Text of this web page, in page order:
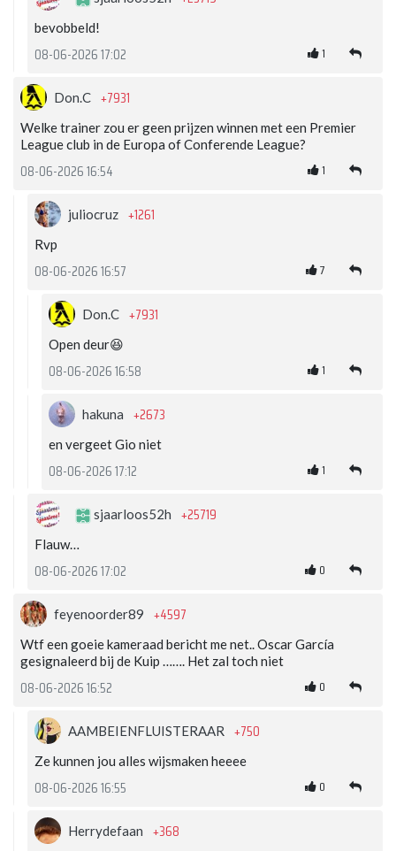
bevobbeld!
08-06-2026 17:02 1
Don.C +7931
Welke trainer zou er geen prijzen winnen met een Premier
League club in de Europa of Conferende League?
08-06-2026 16:54 1
juliocruz +1261
Rvp
08-06-2026 16:57 7
Don.C +7931
Open deur😆
08-06-2026 16:58 1
hakuna +2673
en vergeet Gio niet
08-06-2026 17:12 1
sjaarloos52h +25719
Flauw…
08-06-2026 17:02 0
feyenoorder89 +4597
Wtf een goeie kameraad bericht me net.. Oscar García
gesignaleerd bij de Kuip ……. Het zal toch niet
08-06-2026 16:52 0
AAMBEIENFLUISTERAAR +750
Ze kunnen jou alles wijsmaken heeee
08-06-2026 16:55 0
Herrydefaan +368